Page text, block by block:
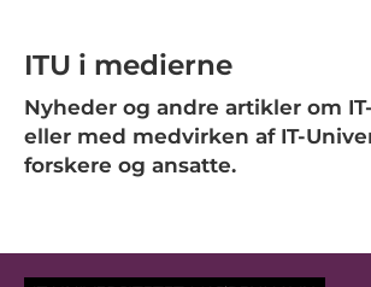
ITU i medierne
Nyheder og andre artikler om
eller med medvirken af IT-
forskere og ansatte.